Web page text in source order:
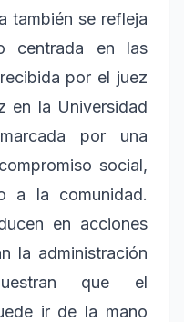
también se refleja
centrada en las
por el juez
en la Universidad
por una
social,
a la comunidad.
en acciones
la administración
que el
ir de la mano